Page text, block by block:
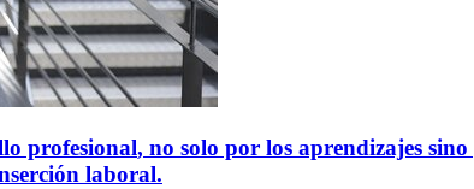
profesional, no solo por los aprendizajes
laboral.